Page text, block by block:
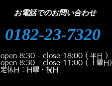
0182-23-7320
お電話でのお問い合わせ
open 8:30 - close 18:00 ( 平日 )
open 8:30 - close 11:00 ( 土曜日)
定休日：日曜・祝日